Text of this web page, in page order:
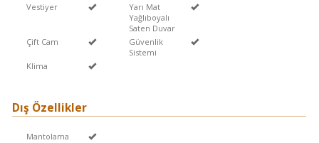
Vestiyer
Yarı Mat
Yağlıboyalı
Saten Duvar
Çift Cam
Güvenlik
Sistemi
Klima
Dış Özellikler
Mantolama